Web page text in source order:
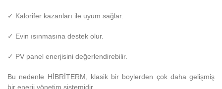
✓ Kalorifer kazanları ile uyum sağlar.
✓ Evin ısınmasına destek olur.
✓ PV panel enerjisini değerlendirebilir.
Bu nedenle HİBRİTERM, klasik bir boylerden çok daha gelişmiş
bir enerji yönetim sistemidir.